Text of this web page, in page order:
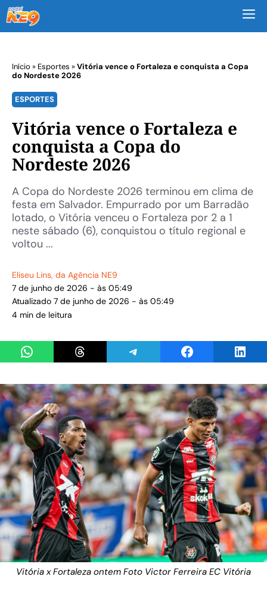
Início » Esportes »Vitória vence o Fortaleza e conquista a Copa
do Nordeste 2026
ESPORTES
Vitória vence o Fortaleza e
conquista a Copa do
Nordeste 2026
A Copa do Nordeste 2026 terminou em clima de
festa em Salvador. Empurrado por um Barradão
lotado, o Vitória venceu o Fortaleza por 2 a 1
neste sábado (6), conquistou o título regional e
voltou ...
Eliseu Lins, da Agência NE9
7 de junho de 2026 - às 05:49
Atualizado 7 de junho de 2026 - às 05:49
4 min de leitura
Share on WhatsAppShare on ThreadsShare on TelegramShare on Facebook
Vitória x Fortaleza ontem Foto Victor Ferreira EC Vitória